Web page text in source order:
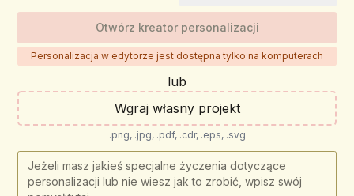
Otwórz kreator personalizacji
Personalizacja w edytorze jest dostępna tylko na komputerach
lub
Wgraj własny projekt
.png, .jpg, .pdf, .cdr, .eps, .svg